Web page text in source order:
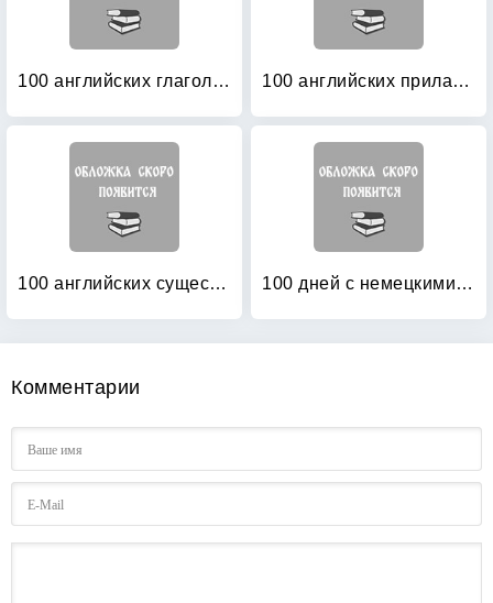
100 английских глаголов: 1000 фразеологизмов. Ключ к суперпамяти 100 английских прилагательных: 1000 фразеологизмов
100 английских существительных: 1000 фразеологизмов. Ключ к суперпамяти 100 дней с немецкими глаголами: Уровни А2 — В2. Учебное пособие
Комментарии